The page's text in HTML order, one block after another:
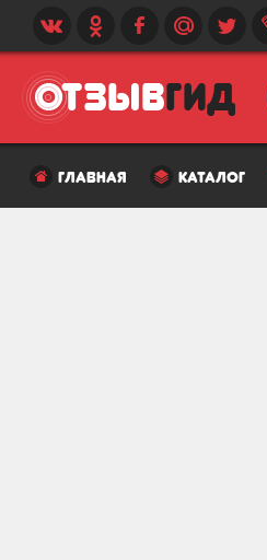
главная каталог